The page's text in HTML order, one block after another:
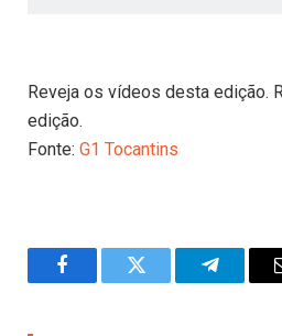
Reveja os vídeos desta edição.
edição.
Fonte: G1 Tocantins
FacebookTwitter Telegram